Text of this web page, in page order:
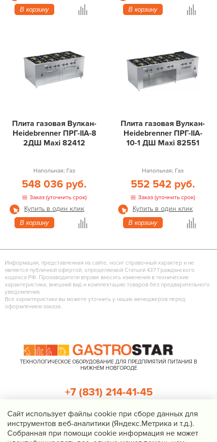
В корзину В корзину
Плита газовая Вулкан-
Heidebrenner ПРГ-IIA-8
2ДШ Maxi 82412
Напольная; Газ
548 036 руб.
Заказ (уточнить срок)
Купить в один клик
В корзину
Плита газовая Вулкан-
Heidebrenner ПРГ-IIA-
10-1 ДШ Maxi 82551
Напольная; Газ
552 542 руб.
Заказ (уточнить срок)
Купить в один клик
В корзину
Информация, представленная на сайте, носит справочный характер и не
является публичной офертой, определяемой Статьей 437 Гражданского
кодекса РФ. Производители вправе вносить изменения в технические
характеристики, внешний вид и комплектацию товаров без предварительного
уведомления.
Все характеристики вы можете уточнить у наших менеджеров перед
оформлением заказа.
ТЕХНОЛОГИЧЕСКОЕ ОБОРУДОВАНИЕ ДЛЯ ПРЕДПРИЯТИЙ ПИТАНИЯ В
НИЖНЕМ НОВГОРОДЕ
+7 (831) 214-41-45
Перезвоните мне
Cайт использует файлы cookie при сборе данных для
инструментов веб-аналитики (Яндекс.Метрика и т.д.).
Собранная при помощи cookie информация не может